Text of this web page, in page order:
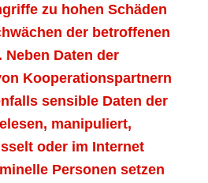
zu hohen Schäden
der betroffenen
Neben Daten der
Kooperationspartnern
sensible Daten der
manipuliert,
oder im Internet
Personen setzen